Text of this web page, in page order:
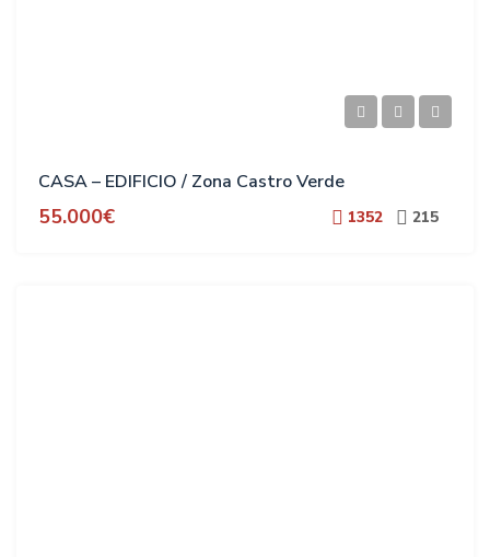
CASA – EDIFICIO / Zona Castro Verde
55.000€ 1352 215